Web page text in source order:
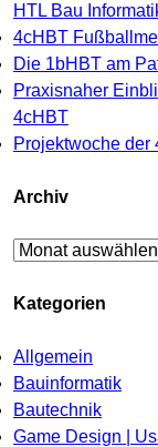
HTL Bau
4cHBT
Die 1bHBT am
Praxisnaher
4cHBT
Projektwoche der
Archiv
Archiv
Kategorien
Allgemein
Bauinformatik
Bautechnik
Game Design |